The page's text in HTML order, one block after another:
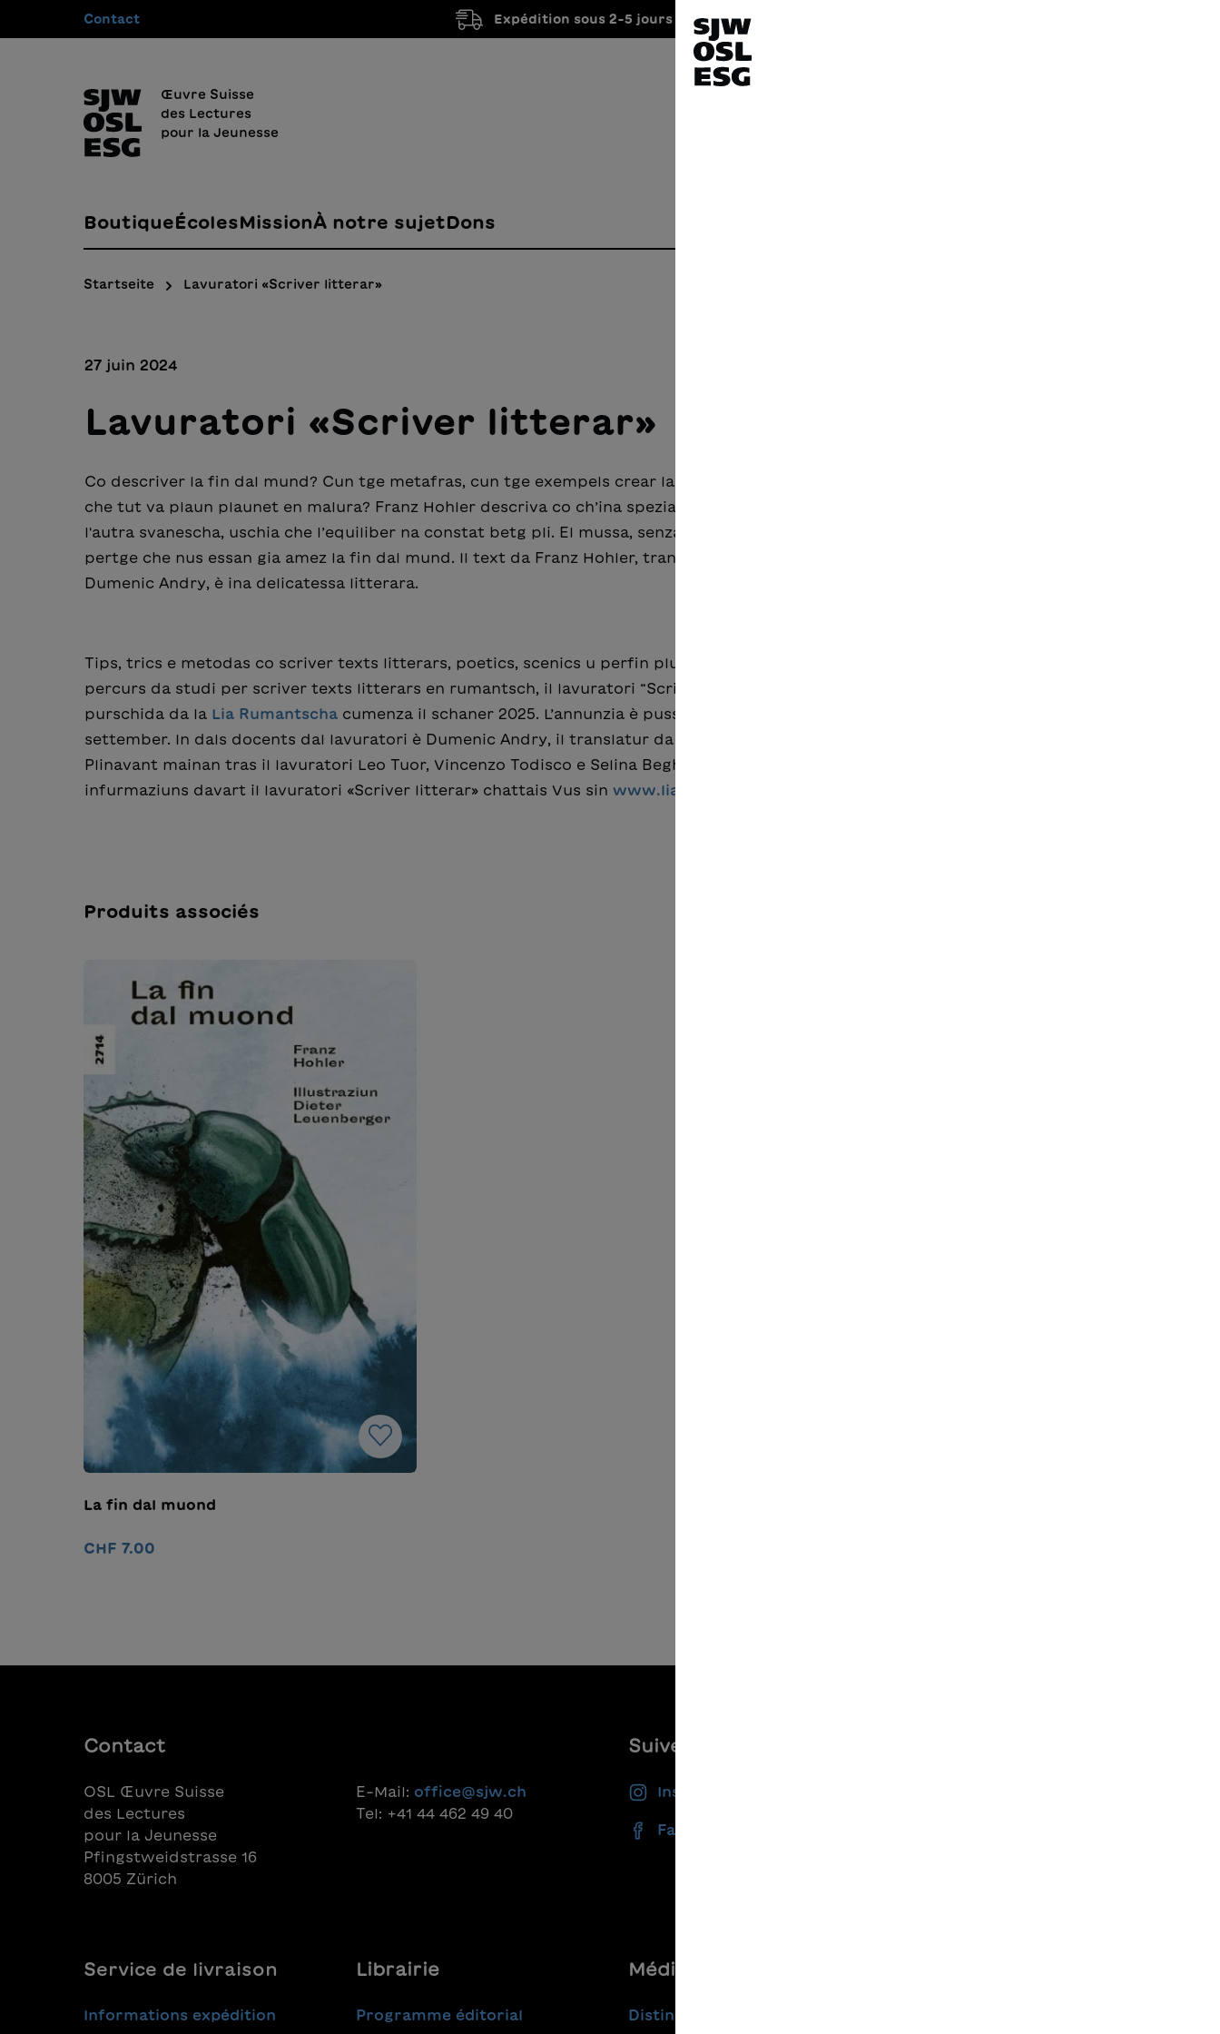
Passer à la navigation principale
Contact Expédition sous 2-5 jours ouvrés
Œuvre Suisse
des Lectures
pour la Jeunesse
BoutiqueÉcolesMissionÀ notre sujetDons
Startseite Lavuratori «Scriver litterar»
27 juin 2024
Lavuratori «Scriver litterar»
Co descriver la fin dal mund? Cun tge metafras, cun tge exempels crear la tensiun? Co far sentir
che tut va plaun plaunet en malura? Franz Hohler descriva co ch’ina spezia d’animals suenter
l'autra svanescha, uschia che l’equiliber na constat betg pli. El mussa, senza scriver explicitamain,
pertge che nus essan gia amez la fin dal mund. Il text da Franz Hohler, translatà en rumantsch da
Dumenic Andry, è ina delicatessa litterara.
Tips, trics e metodas co scriver texts litterars, poetics, scenics u perfin plurilings porscha l’emprim
percurs da studi per scriver texts litterars en rumantsch, il lavuratori “Scriver litterar”. La
purschida da la Lia Rumantscha cumenza il schaner 2025. L’annunzia è pussaivla a partir dal 1. da
settember. In dals docents dal lavuratori è Dumenic Andry, il translatur da “La fin dal mund”.
Plinavant mainan tras il lavuratori Leo Tuor, Vincenzo Todisco e Selina Beghetto. Dapli
infurmaziuns davart il lavuratori «Scriver litterar» chattais Vus sin www.liarumantscha.ch.
Produits associés
La fin dal muond
CHF 7.00
Contact
OSL Œuvre Suisse
des Lectures
pour la Jeunesse
Pfingstweidstrasse 16
8005 Zürich
E-Mail: office@sjw.ch
Tel: +41 44 462 49 40
Suivez-nous
Instagram
Facebook
Service de livraison
Informations expédition
Librairie
Programme éditorial
Médias
Distinctions